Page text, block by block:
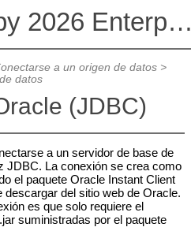
Altova XMLSpy 2026
a un origen de datos>
datos
(JDBC)
a un servidor de base de
JDBC. La conexión se crea como
el paquete Oracle Instant Client
del sitio web de Oracle.
es que solo requiere el
suministradas por el paquete